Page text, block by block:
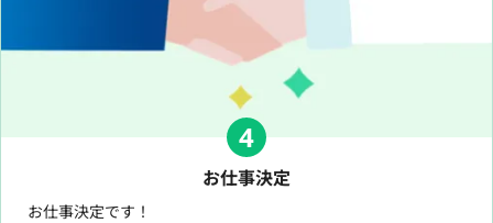
4
お仕事決定
お仕事決定です！